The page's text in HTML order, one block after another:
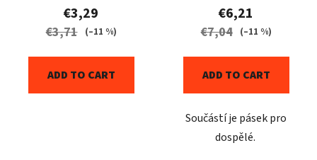
€3,29
€3,71 (–11 %)
ADD TO CART
€6,21
€7,04 (–11 %)
ADD TO CART
Součástí je pásek pro
dospělé.